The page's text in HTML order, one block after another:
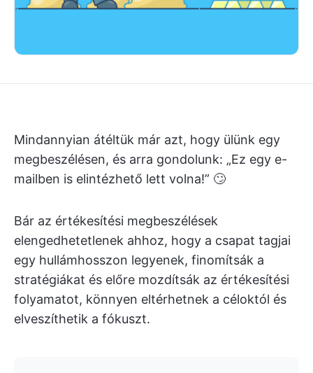
Mindannyian átéltük már azt, hogy ülünk egy
megbeszélésen, és arra gondolunk: „Ez egy e-
mailben is elintézhető lett volna!” 🙄
Bár az értékesítési megbeszélések
elengedhetetlenek ahhoz, hogy a csapat tagjai
egy hullámhosszon legyenek, finomítsák a
stratégiákat és előre mozdítsák az értékesítési
folyamatot, könnyen eltérhetnek a céloktól és
elveszíthetik a fókuszt.